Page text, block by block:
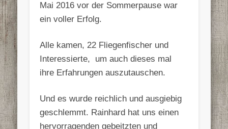
Mai 2016 vor der Sommerpause war
ein voller Erfolg.
Alle kamen, 22 Fliegenfischer und
Interessierte, um auch dieses mal
ihre Erfahrungen auszutauschen.
Und es wurde reichlich und ausgiebig
geschlemmt. Rainhard hat uns einen
hervorragenden gebeitzten und